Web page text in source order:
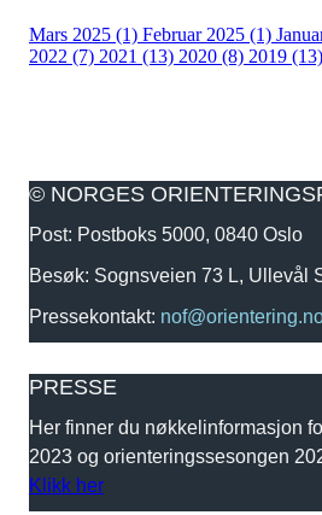
Mars 2025 (1) Februar 2025 (1)
2022 (7) 2021 (13) 2020 (8) 2019 (13)
© NORGES
Post: Postboks 5000, 0840 Oslo
Besøk: Sognsveien 73 L, Ullevål
Pressekontakt:
PRESSE
Her finner du nøkkelinformasjon
2023 og orienteringssesongen
Klikk her